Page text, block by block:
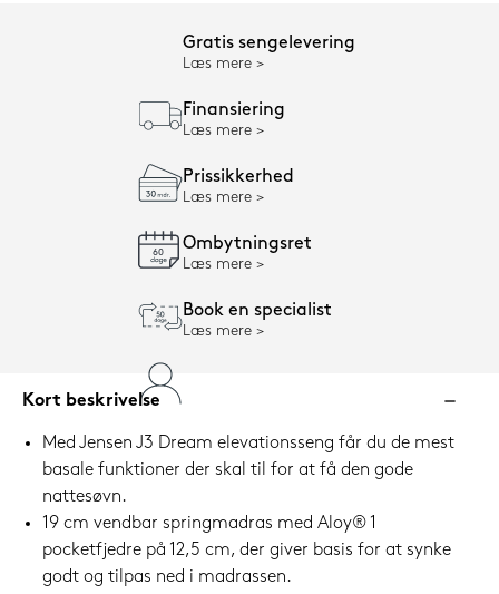
Gratis sengelevering
Læs mere
Finansiering
Læs mere
Prissikkerhed
Læs mere
Ombytningsret
Læs mere
Book en specialist
Læs mere
Kort beskrivelse
Med Jensen J3 Dream elevationsseng får du de mest
basale funktioner der skal til for at få den gode
nattesøvn.
19 cm vendbar springmadras med Aloy® 1
pocketfjedre på 12,5 cm, der giver basis for at synke
godt og tilpas ned i madrassen.